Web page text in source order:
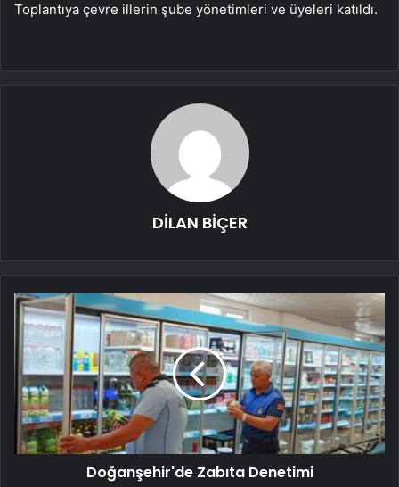
Toplantıya çevre illerin şube yönetimleri ve üyeleri katıldı.
DİLAN BİÇER
Doğanşehir'de Zabıta Denetimi